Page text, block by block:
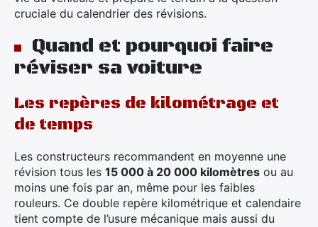
cruciale du calendrier des révisions.
Quand et pourquoi faire
réviser sa voiture
Les repères de kilométrage et
de temps
Les constructeurs recommandent en moyenne une
révision tous les 15 000 à 20 000 kilomètres ou au
moins une fois par an, même pour les faibles
rouleurs. Ce double repère kilométrique et calendaire
tient compte de l’usure mécanique mais aussi du